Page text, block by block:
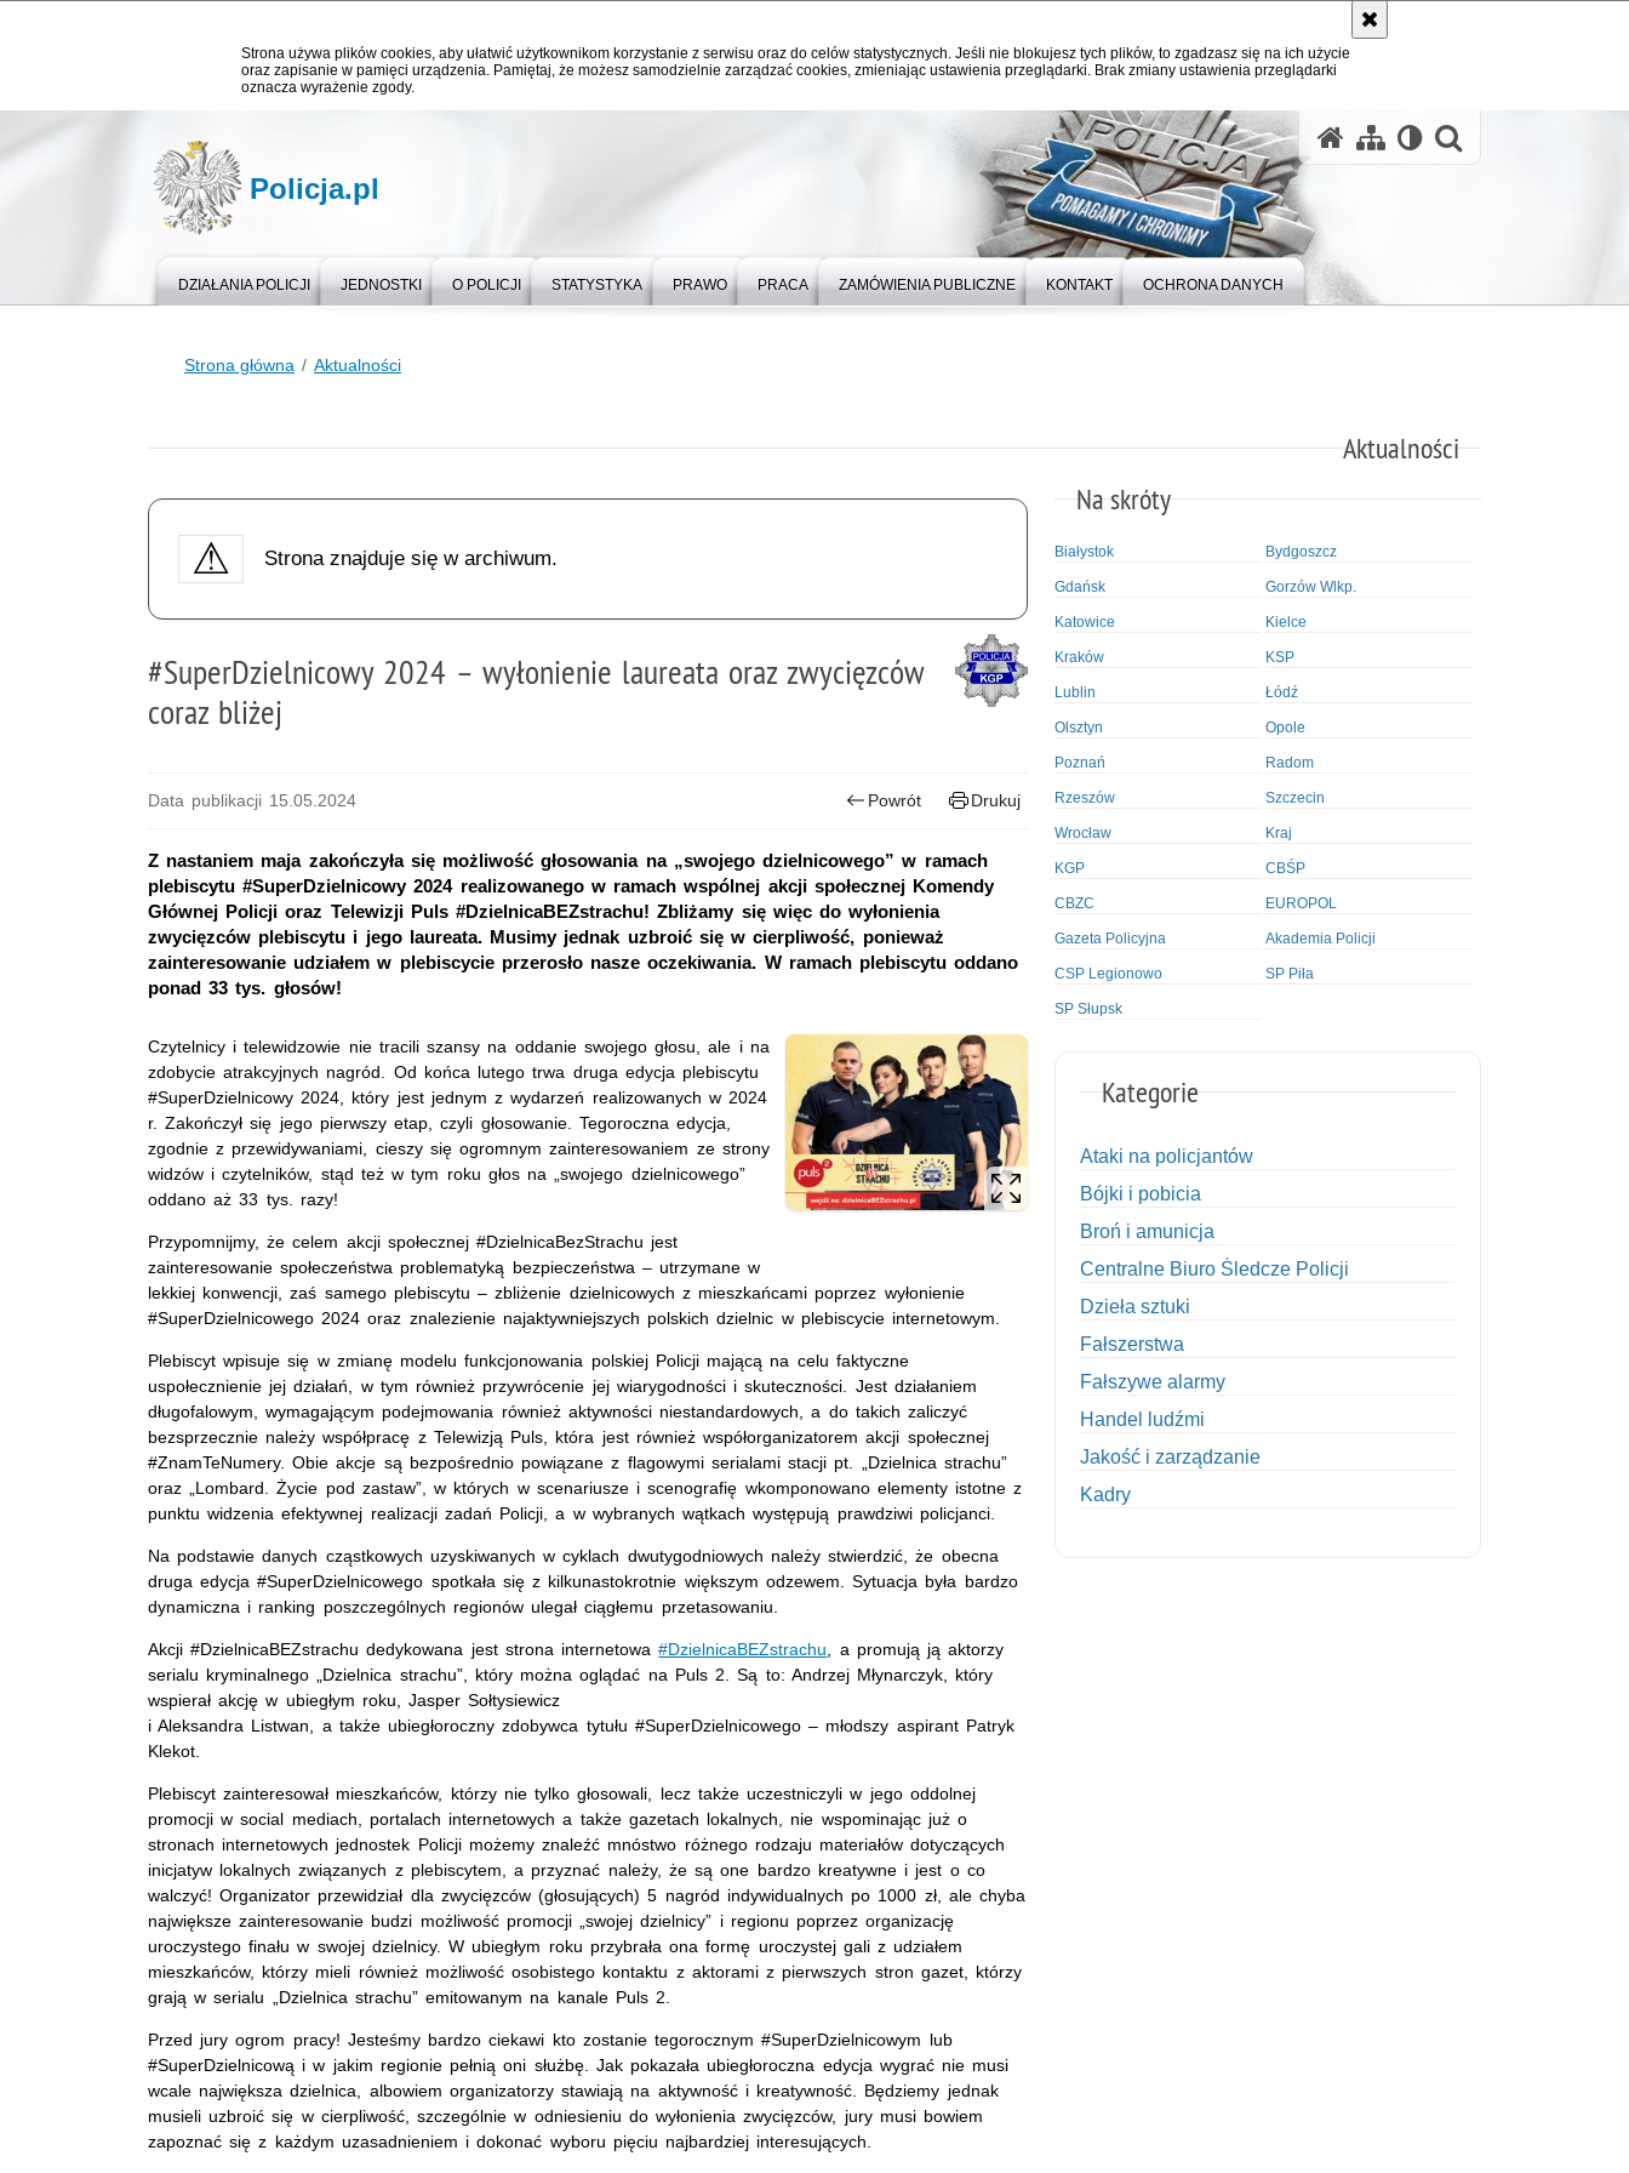
Strona używa plików cookies, aby ułatwić użytkownikom korzystanie z serwisu oraz do celów statystycznych. Jeśli nie blokujesz tych plików, to zgadzasz się na ich użycie
oraz zapisanie w pamięci urządzenia. Pamiętaj, że możesz samodzielnie zarządzać cookies, zmieniając ustawienia przeglądarki. Brak zmiany ustawienia przeglądarki
oznacza wyrażenie zgody.
Policja.pl
DZIAŁANIA POLICJI JEDNOSTKI O POLICJI STATYSTYKA PRAWO PRACA ZAMÓWIENIA PUBLICZNE KONTAKT OCHRONA DANYCH
Strona główna Aktualności
Aktualności
Strona znajduje się w archiwum.
#SuperDzielnicowy 2024 – wyłonienie laureata oraz zwycięzców
coraz bliżej
Data publikacji 15.05.2024 Powrót Drukuj
Z nastaniem maja zakończyła się możliwość głosowania na „swojego dzielnicowego” w ramach
plebiscytu #SuperDzielnicowy 2024 realizowanego w ramach wspólnej akcji społecznej Komendy
Głównej Policji oraz Telewizji Puls #DzielnicaBEZstrachu! Zbliżamy się więc do wyłonienia
zwycięzców plebiscytu i jego laureata. Musimy jednak uzbroić się w cierpliwość, ponieważ
zainteresowanie udziałem w plebiscycie przerosło nasze oczekiwania. W ramach plebiscytu oddano
ponad 33 tys. głosów!
Czytelnicy i telewidzowie nie tracili szansy na oddanie swojego głosu, ale i na
zdobycie atrakcyjnych nagród. Od końca lutego trwa druga edycja plebiscytu
#SuperDzielnicowy 2024, który jest jednym z wydarzeń realizowanych w 2024
r. Zakończył się jego pierwszy etap, czyli głosowanie. Tegoroczna edycja,
zgodnie z przewidywaniami, cieszy się ogromnym zainteresowaniem ze strony
widzów i czytelników, stąd też w tym roku głos na „swojego dzielnicowego”
oddano aż 33 tys. razy!
Przypomnijmy, że celem akcji społecznej #DzielnicaBezStrachu jest
zainteresowanie społeczeństwa problematyką bezpieczeństwa – utrzymane w
lekkiej konwencji, zaś samego plebiscytu – zbliżenie dzielnicowych z mieszkańcami poprzez wyłonienie
#SuperDzielnicowego 2024 oraz znalezienie najaktywniejszych polskich dzielnic w plebiscycie internetowym.
Plebiscyt wpisuje się w zmianę modelu funkcjonowania polskiej Policji mającą na celu faktyczne
uspołecznienie jej działań, w tym również przywrócenie jej wiarygodności i skuteczności. Jest działaniem
długofalowym, wymagającym podejmowania również aktywności niestandardowych, a do takich zaliczyć
bezsprzecznie należy współpracę z Telewizją Puls, która jest również współorganizatorem akcji społecznej
#ZnamTeNumery. Obie akcje są bezpośrednio powiązane z flagowymi serialami stacji pt. „Dzielnica strachu”
oraz „Lombard. Życie pod zastaw”, w których w scenariusze i scenografię wkomponowano elementy istotne z
punktu widzenia efektywnej realizacji zadań Policji, a w wybranych wątkach występują prawdziwi policjanci.
Na podstawie danych cząstkowych uzyskiwanych w cyklach dwutygodniowych należy stwierdzić, że obecna
druga edycja #SuperDzielnicowego spotkała się z kilkunastokrotnie większym odzewem. Sytuacja była bardzo
dynamiczna i ranking poszczególnych regionów ulegał ciągłemu przetasowaniu.
Akcji #DzielnicaBEZstrachu dedykowana jest strona internetowa#DzielnicaBEZstrachu , a promują ją aktorzy
serialu kryminalnego „Dzielnica strachu”, który można oglądać na Puls 2. Są to: Andrzej Młynarczyk, który
wspierał akcję w ubiegłym roku, Jasper Sołtysiewicz
i Aleksandra Listwan, a także ubiegłoroczny zdobywca tytułu #SuperDzielnicowego – młodszy aspirant Patryk
Klekot.
Plebiscyt zainteresował mieszkańców, którzy nie tylko głosowali, lecz także uczestniczyli w jego oddolnej
promocji w social mediach, portalach internetowych a także gazetach lokalnych, nie wspominając już o
stronach internetowych jednostek Policji możemy znaleźć mnóstwo różnego rodzaju materiałów dotyczących
inicjatyw lokalnych związanych z plebiscytem, a przyznać należy, że są one bardzo kreatywne i jest o co
walczyć! Organizator przewidział dla zwycięzców (głosujących) 5 nagród indywidualnych po 1000 zł, ale chyba
największe zainteresowanie budzi możliwość promocji „swojej dzielnicy” i regionu poprzez organizację
uroczystego finału w swojej dzielnicy. W ubiegłym roku przybrała ona formę uroczystej gali z udziałem
mieszkańców, którzy mieli również możliwość osobistego kontaktu z aktorami z pierwszych stron gazet, którzy
grają w serialu „Dzielnica strachu” emitowanym na kanale Puls 2.
Przed jury ogrom pracy! Jesteśmy bardzo ciekawi kto zostanie tegorocznym #SuperDzielnicowym lub
#SuperDzielnicową i w jakim regionie pełnią oni służbę. Jak pokazała ubiegłoroczna edycja wygrać nie musi
wcale największa dzielnica, albowiem organizatorzy stawiają na aktywność i kreatywność. Będziemy jednak
musieli uzbroić się w cierpliwość, szczególnie w odniesieniu do wyłonienia zwycięzców, jury musi bowiem
zapoznać się z każdym uzasadnieniem i dokonać wyboru pięciu najbardziej interesujących.
Na skróty
Białystok Bydgoszcz
Gdańsk Gorzów Wlkp.
Katowice Kielce
Kraków KSP
Lublin Łódź
Olsztyn Opole
Poznań Radom
Rzeszów Szczecin
Wrocław Kraj
KGP CBŚP
CBZC EUROPOL
Gazeta Policyjna Akademia Policji
CSP Legionowo SP Piła
SP Słupsk
Kategorie
Ataki na policjantów
Bójki i pobicia
Broń i amunicja
Centralne Biuro Śledcze Policji
Dzieła sztuki
Fałszerstwa
Fałszywe alarmy
Handel ludźmi
Jakość i zarządzanie
Kadry